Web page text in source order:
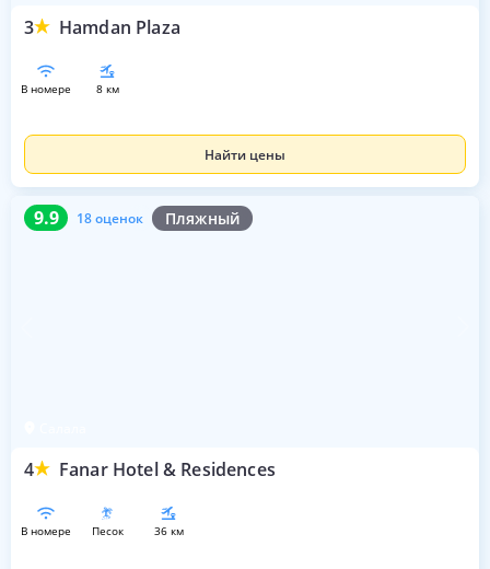
3 Hamdan Plaza
в номере 8 км
Найти цены
9.9 18 оценок Пляжный
4 Fanar Hotel & Residences
9.9 18 оценок
в номере песок 36 км